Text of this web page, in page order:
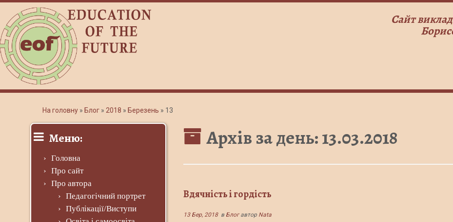
Сайт
На головну » Блог » 2018 » Березень » 13
Меню:
Головна
Про сайт
Про автора
Педагогічний портрет
Публікації/Виступи
Архів за день:13.03.2018
Вдячність і гордість
13 Бер, 2018в Блогавтор Nata